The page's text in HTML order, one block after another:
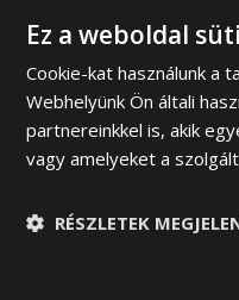
Ez a weboldal
Cookie-kat használunk a
Webhelyünk Ön általi
partnereinkkel is, akik
vagy amelyeket a
RÉSZLETEK